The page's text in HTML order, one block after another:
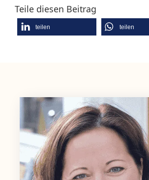
Teile diesen Beitrag
teilen teilen